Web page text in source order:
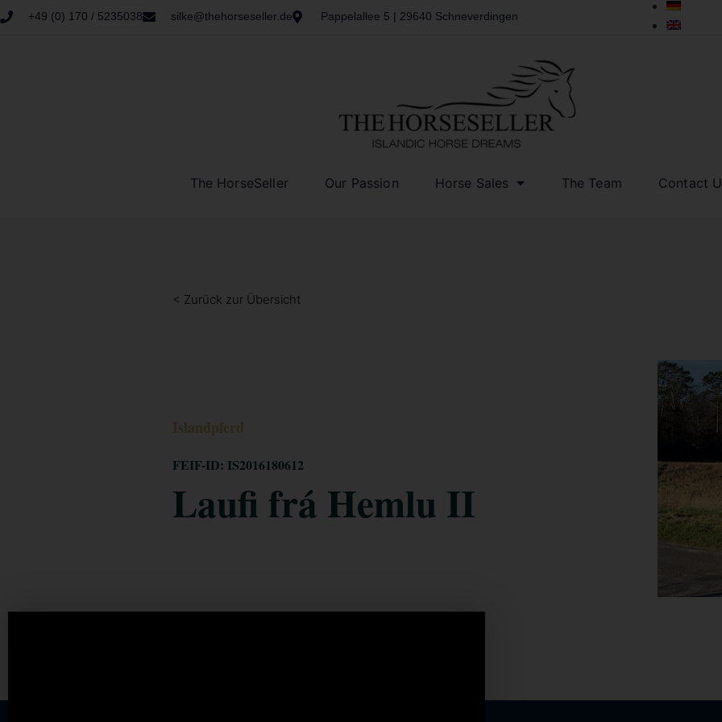
+49 (0) 170 / 5235038 silke@thehorseseller.de Pappelallee 5 | 29640 Schneverdingen
The HorseSeller Our Passion Horse Sales The Team Contact
< Zurück zur Übersicht
Islandpferd
FEIF-ID: IS2016180612
Laufi frá Hemlu II